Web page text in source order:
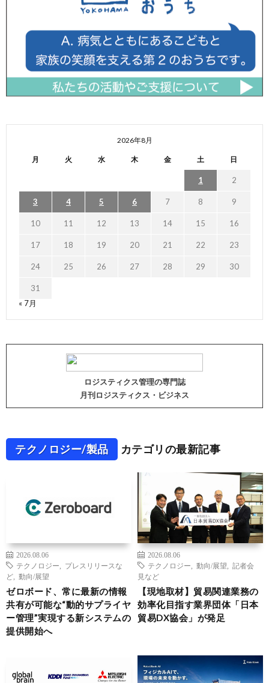
2026年8月
月 火 水 木 金 土 日
1 2
3 4 5 6 7 8 9
10 11 12 13 14 15 16
17 18 19 20 21 22 23
24 25 26 27 28 29 30
31
« 7月
ロジスティクス管理の専門誌
月刊ロジスティクス・ビジネス
テクノロジー/製品 カテゴリの最新記事
2026.08.06
テクノロジー
プレスリリースな
ど
動向/展望
ゼロボード、常に最新の情報
共有が可能な“動的サプライヤ
ー管理”実現する新システムの
提供開始へ
2026.08.06
テクノロジー
動向/展望
記者会
見など
【現地取材】貿易関連業務の
効率化目指す業界団体「日本
貿易DX協会」が発足